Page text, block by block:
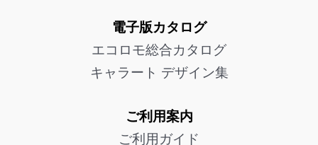
電子版カタログ
エコロモ総合カタログ
キャラート デザイン集
ご利用案内
ご利用ガイド